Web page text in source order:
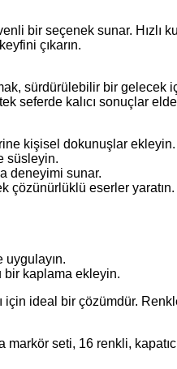
bir seçenek sunar. Hızlı
çıkarın.
sürdürülebilir bir gelecek
seferde kalıcı sonuçlar
kişisel dokunuşlar ekleyin.
süsleyin.
deneyimi sunar.
çözünürlüklü eserler yaratın.
uygulayın.
bir kaplama ekleyin.
ideal bir çözümdür.
seti, 16 renkli,